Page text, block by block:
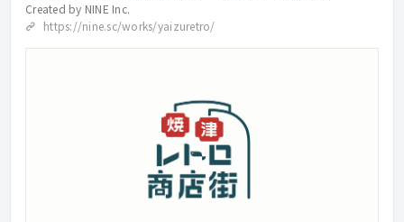
Created by NINE Inc.
https://nine.sc/works/yaizuretro/